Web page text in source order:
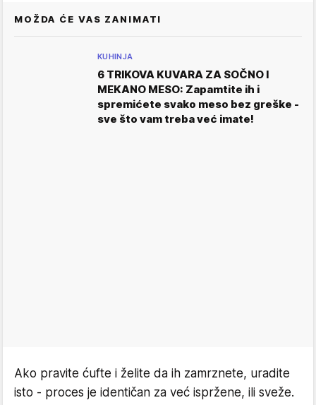
MOŽDA ĆE VAS ZANIMATI
KUHINJA
6 TRIKOVA KUVARA ZA SOČNO I
MEKANO MESO: Zapamtite ih i
spremićete svako meso bez greške -
sve što vam treba već imate!
Ako pravite ćufte i želite da ih zamrznete, uradite
isto - proces je identičan za već ispržene, ili sveže.